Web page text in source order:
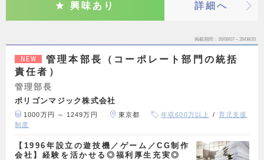
興味あり 詳細へ
掲載期間 26/08/07～26/08/20
NEW
管理本部長（コーポレート部門の統括
責任者）
管理部長
ポリゴンマジック株式会社
1000万円 ～ 1249万円 東京都 年収600万以上
育児支援
制度
【1996年設立の遊技機／ゲーム／CG制作
会社】経験を活かせる◎福利厚生充実◎